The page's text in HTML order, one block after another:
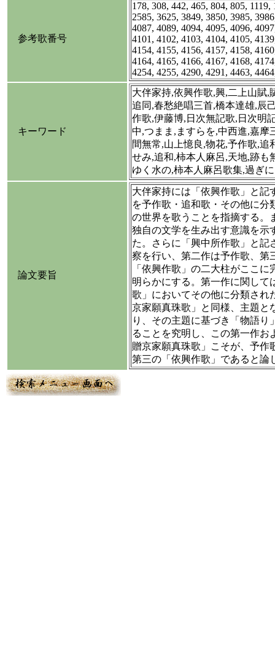
参考歌番号
178, 308, 442, 465, 804, 805,
2585, 3625, 3849, 3850, 3985,
4087, 4089, 4094, 4095, 4096,
4101, 4102, 4103, 4104, 4105,
4154, 4155, 4156, 4157, 4158,
4164, 4165, 4166, 4167, 4168,
4254, 4255, 4290, 4291, 4463,
キーワード
大伴家持,依興作歌,興,二上山賦,
追同,春愁絶唱三首,橋本達雄,辰
作歌,伊藤博,日次無記歌,日次明
中,つまま,ますらを,中西進,嘉摩
間無常,山上憶良,物花,予作歌,追
せみ,追和,柿本人麻呂,天地,跡も
ゆく水の,柿本人麻呂歌集,過ぎ
論文要旨
大伴家持には「依興作歌」と記
を予作歌・追和歌・その他に分
の世界を歌うことを指摘する。
独自の文学を生み出す意識を示
た。さらに「興中所作歌」と記
察を行い、第二作は予作歌、第
「依興作歌」の二大柱がここ
明らかにする。第一作に関して
歌」においてその他に分類され
京家願真珠歌」と同様、主題と
り、その主題に基づき「物語り
ることを究明し、この第一作お
贈京家願真珠歌」こそが、予作
第三の「依興作歌」であると論